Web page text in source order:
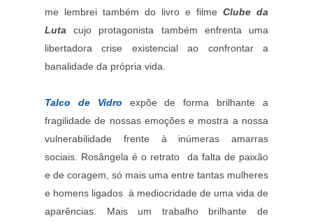
me lembrei também do livro e filme Clube da
Luta cujo protagonista também enfrenta uma
libertadora crise existencial ao confrontar a
banalidade da própria vida.
Talco de Vidro expõe de forma brilhante a
fragilidade de nossas emoções e mostra a nossa
vulnerabilidade frente à inúmeras amarras
sociais. Rosângela é o retrato da falta de paixão
e de coragem, só mais uma entre tantas mulheres
e homens ligados à mediocridade de uma vida de
aparências. Mais um trabalho brilhante de